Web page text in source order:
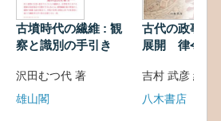
古墳時代の繊維 : 観
察と識別の手引き
沢田むつ代 著
雄山閣
古代の政事と
展開 律令・
吉村 武彦 編集
八木書店